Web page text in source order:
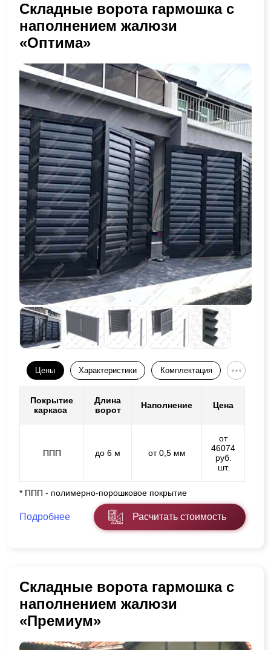
Складные ворота гармошка с
наполнением жалюзи
«Оптима»
Цены Характеристики Комплектация
Покрытие
каркаса
Длина
ворот
Наполнение Цена
ППП до 6 м от 0,5 мм
от
46074
руб.
шт.
* ППП - полимерно-порошковое покрытие
Подробнее Расчитать стоимость
Складные ворота гармошка с
наполнением жалюзи
«Премиум»